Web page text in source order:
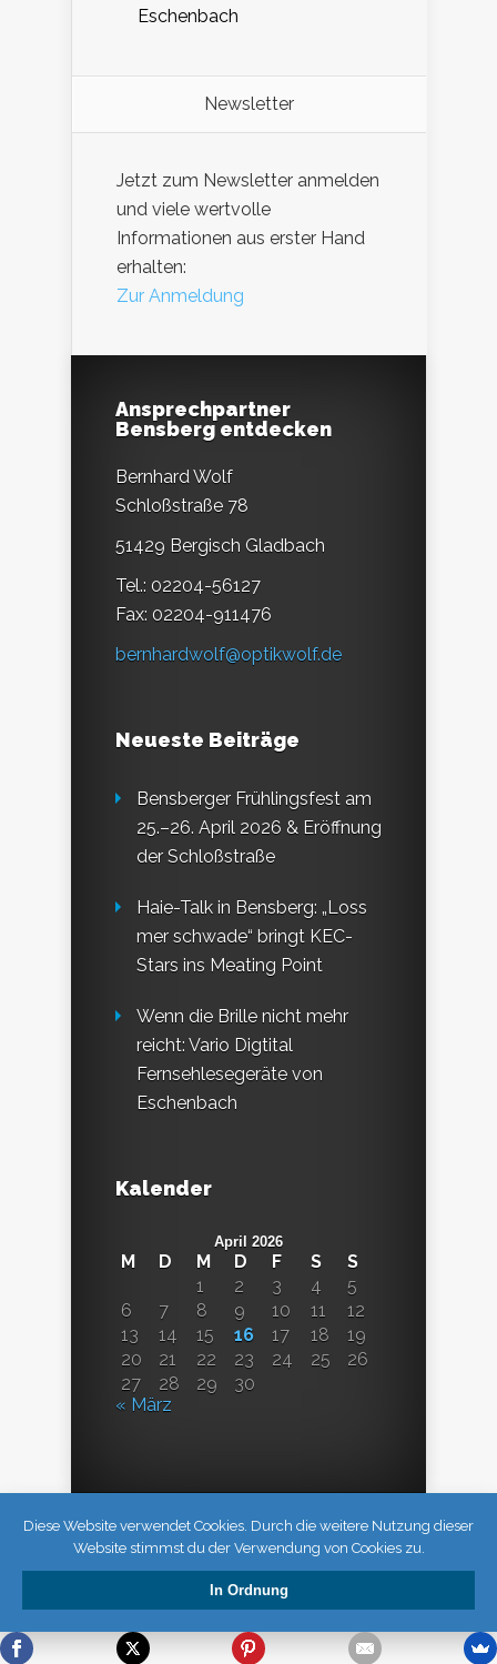
Eschenbach
Newsletter
Jetzt zum Newsletter anmelden
und viele wertvolle
Informationen aus erster Hand
erhalten:
Zur Anmeldung
Ansprechpartner
Bensberg entdecken
Bernhard Wolf
Schloßstraße 78
51429 Bergisch Gladbach
Tel.: 02204-56127
Fax: 02204-911476
bernhardwolf@optikwolf.de
Neueste Beiträge
Bensberger Frühlingsfest am
25.–26. April 2026 & Eröffnung
der Schloßstraße
Haie-Talk in Bensberg: „Loss
mer schwade“ bringt KEC-
Stars ins Meating Point
Wenn die Brille nicht mehr
reicht: Vario Digtital
Fernsehlesegeräte von
Eschenbach
Kalender
April 2026
M D M D F S
S
1
2 3 4
5
6
7 8 9 10 11
12
13
14 15 16 17 18
19
20
21 22 23 24 25
26
27
28 29
30
« März
Diese Website verwendet Cookies. Durch die weitere Nutzung dieser
Website stimmst du der Verwendung von Cookies zu.
In Ordnung